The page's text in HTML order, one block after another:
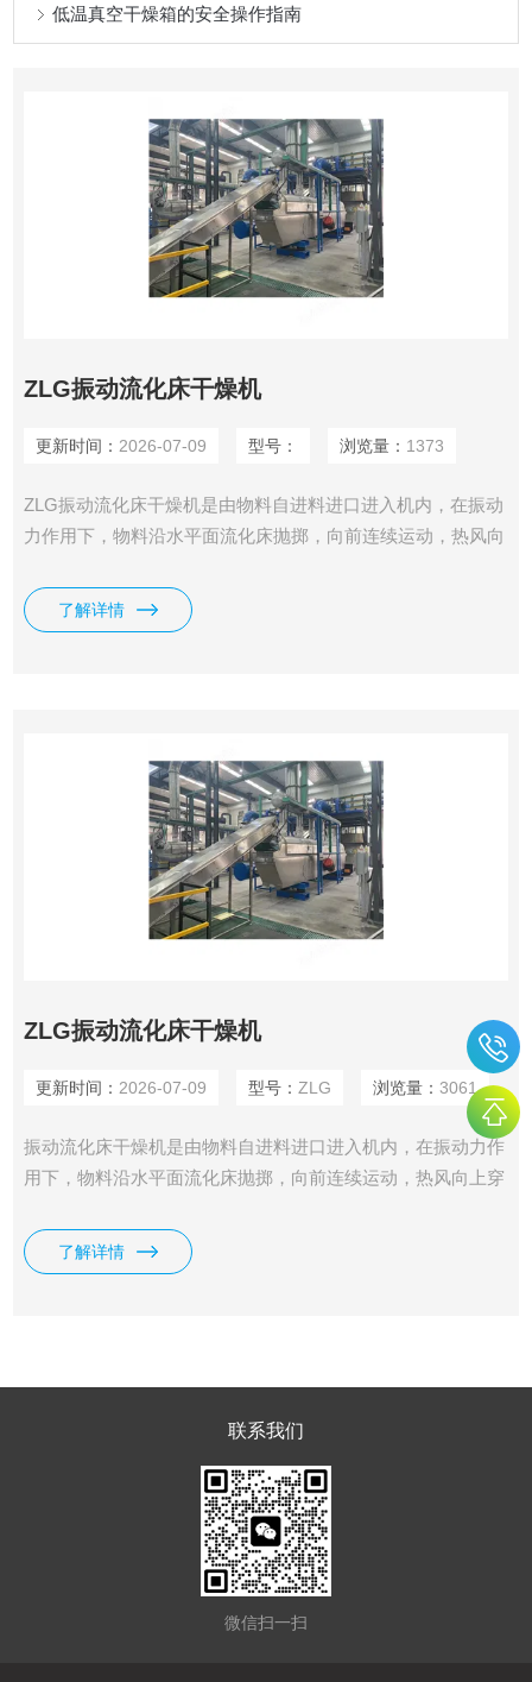
低温真空干燥箱的安全操作指南
ZLG振动流化床干燥机
更新时间： 2026-07-09 型号： 浏览量： 1373
ZLG振动流化床干燥机是由物料自进料进口进入机内，在振动
力作用下，物料沿水平面流化床抛掷，向前连续运动，热风向
排风1：3排出，干燥物料由排料进口排出。
了解详情
ZLG振动流化床干燥机
更新时间： 2026-07-09 型号： ZLG 浏览量： 3061
振动流化床干燥机是由物料自进料进口进入机内，在振动力作
用下，物料沿水平面流化床抛掷，向前连续运动，热风向上穿
1：3排出，干燥物料由排料进口排出。
了解详情
联系我们
微信扫一扫